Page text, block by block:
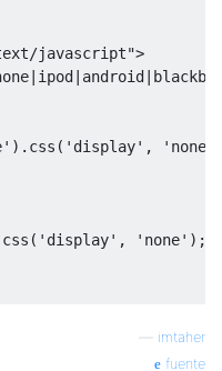
javascript">
).css( 'display' , 'none'
'display' , 'none' );
imtaher
fuente